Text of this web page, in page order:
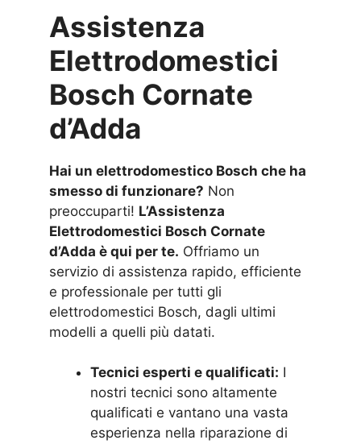
Assistenza
Elettrodomestici
Bosch Cornate
d’Adda
Hai un elettrodomestico Bosch che ha
smesso di funzionare? Non
preoccuparti! L’Assistenza
Elettrodomestici Bosch Cornate
d’Adda è qui per te. Offriamo un
servizio di assistenza rapido, efficiente
e professionale per tutti gli
elettrodomestici Bosch, dagli ultimi
modelli a quelli più datati.
Tecnici esperti e qualificati: I
nostri tecnici sono altamente
qualificati e vantano una vasta
esperienza nella riparazione di